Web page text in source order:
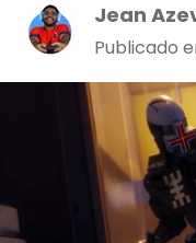
Jean
Publicado